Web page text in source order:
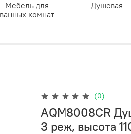
Мебель для
ванных комнат
Душевая
(0)
AQM8008CR
3 реж, высота